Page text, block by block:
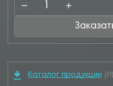
Каталог продукции